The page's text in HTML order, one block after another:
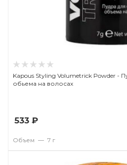
Kapous Styling Volumetrick Powder -
обьема на волосах
533 ₽
Объем — 7 г